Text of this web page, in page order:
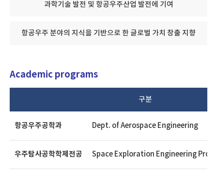
과학기술 발전 및 항공우주산업 발전에 기여
항공우주 분야의 지식을 기반으로 한 글로벌 가치 창출 지향
Academic programs
구분
항공우주공학과 Dept. of Aerospace Engineering
우주탐사공학학제전공 Space Exploration Engineering